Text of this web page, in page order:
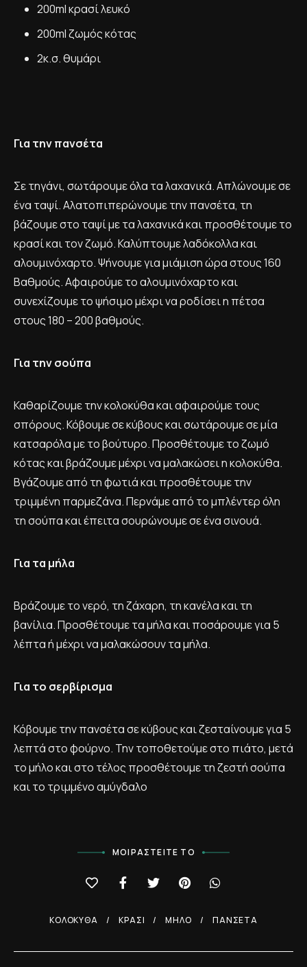
200ml κρασί λευκό
200ml ζωμός κότας
2κ.σ. θυμάρι
Για την πανσέτα
Σε τηγάνι, σωτάρουμε όλα τα λαχανικά. Απλώνουμε σε
ένα ταψί. Αλατοπιπερώνουμε την πανσέτα, τη
βάζουμε στο ταψί με τα λαχανικά και προσθέτουμε το
κρασί και τον ζωμό. Καλύπτουμε λαδόκολλα και
αλουμινόχαρτο. Ψήνουμε για μιάμιση ώρα στους 160
Βαθμούς. Αφαιρούμε το αλουμινόχαρτο και
συνεχίζουμε το ψήσιμο μέχρι να ροδίσει η πέτσα
στους 180 – 200 βαθμούς.
Για την σούπα
Καθαρίζουμε την κολοκύθα και αφαιρούμε τους
σπόρους. Κόβουμε σε κύβους και σωτάρουμε σε μία
κατσαρόλα με το βούτυρο. Προσθέτουμε το ζωμό
κότας και βράζουμε μέχρι να μαλακώσει η κολοκύθα.
Βγάζουμε από τη φωτιά και προσθέτουμε την
τριμμένη παρμεζάνα. Περνάμε από το μπλέντερ όλη
τη σούπα και έπειτα σουρώνουμε σε ένα σινουά.
Για τα μήλα
Βράζουμε το νερό, τη ζάχαρη, τη κανέλα και τη
βανίλια. Προσθέτουμε τα μήλα και ποσάρουμε για 5
λέπτα ή μέχρι να μαλακώσουν τα μήλα.
Για το σερβίρισμα
Κόβουμε την πανσέτα σε κύβους και ζεσταίνουμε για 5
λεπτά στο φούρνο. Την τοποθετούμε στο πιάτο, μετά
το μήλο και στο τέλος προσθέτουμε τη ζεστή σούπα
και το τριμμένο αμύγδαλο
ΜΟΙΡΑΣΤΕΊΤΕ ΤΟ
ΚΟΛΟΚΎΘΑ ΚΡΑΣΊ ΜΉΛΟ ΠΑΝΣΈΤΑ